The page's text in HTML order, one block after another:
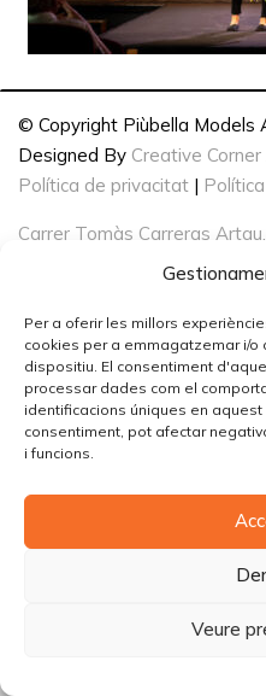
Per a oferir les millors
cookies per a emmagatzemar i/o
dispositiu. El consentiment
processar dades com el
identificacions úniques en
consentiment, pot afectar
i funcions.
Veure
© Copyright Piùbella Models
Designed By Creative
Política de privacitat |
Carrer Tomàs Carreras